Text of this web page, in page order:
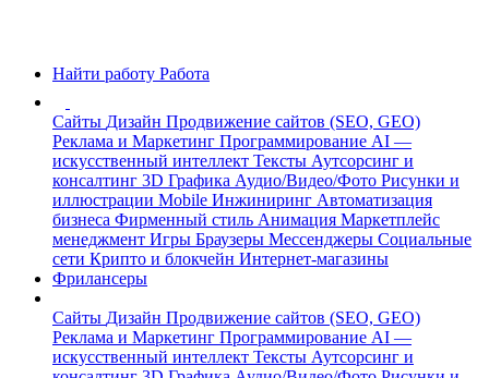
Найти работу Работа
Сайты Дизайн Продвижение сайтов (SEO, GEO)
Реклама и Маркетинг Программирование AI —
искусственный интеллект Тексты Аутсорсинг и
консалтинг 3D Графика Аудио/Видео/Фото Рисунки и
иллюстрации Mobile Инжиниринг Автоматизация
бизнеса Фирменный стиль Анимация Маркетплейс
менеджмент Игры Браузеры Мессенджеры Социальные
сети Крипто и блокчейн Интернет-магазины
Фрилансеры
Сайты Дизайн Продвижение сайтов (SEO, GEO)
Реклама и Маркетинг Программирование AI —
искусственный интеллект Тексты Аутсорсинг и